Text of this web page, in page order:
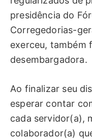
presidência do
Corregedorias-
exerceu, também
desembargadora.
Ao finalizar seu
esperar contar
cada servidor(a),
colaborador(a)